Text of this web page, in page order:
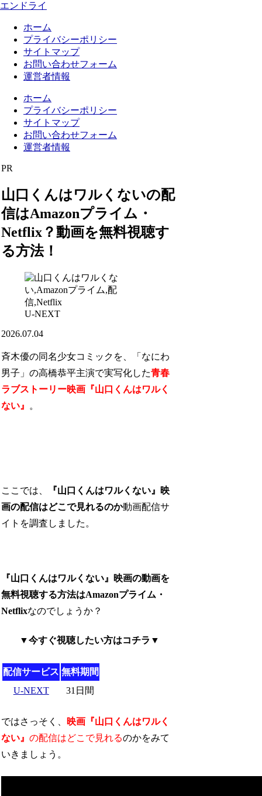
エンドライ
ホーム
プライバシーポリシー
サイトマップ
お問い合わせフォーム
運営者情報
ホーム
プライバシーポリシー
サイトマップ
お問い合わせフォーム
運営者情報
PR
山口くんはワルくないの配
信はAmazonプライム・
Netflix？動画を無料視聴す
る方法！
U-NEXT
2026.07.04
斉木優の同名少女コミックを、「なにわ
男子」の高橋恭平主演で実写化した青春
ラブストーリー映画『山口くんはワルく
ない』
。
ここでは、
『山口くんはワルくない』映
画の配信はどこで見れるのか動画配信サ
イトを調査しました。
『山口くんはワルくない』映画の動画を
無料視聴する方法はAmazonプライム・
Netflixなのでしょうか？
▼今すぐ視聴したい方はコチラ▼
配信サービス 無料期間
U-NEXT
31日間
ではさっそく、
映画『山口くんはワルく
ない』の配信はどこで見れるのかをみて
いきましょう。